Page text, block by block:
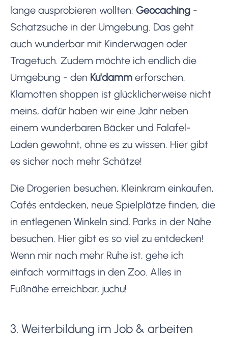
lange ausprobieren wollten: Geocaching -
Schatzsuche in der Umgebung. Das geht
auch wunderbar mit Kinderwagen oder
Tragetuch. Zudem möchte ich endlich die
Umgebung - den Ku'damm erforschen.
Klamotten shoppen ist glücklicherweise nicht
meins, dafür haben wir eine Jahr neben
einem wunderbaren Bäcker und Falafel-
Laden gewohnt, ohne es zu wissen. Hier gibt
es sicher noch mehr Schätze!
Die Drogerien besuchen, Kleinkram einkaufen,
Cafés entdecken, neue Spielplätze finden, die
in entlegenen Winkeln sind, Parks in der Nähe
besuchen. Hier gibt es so viel zu entdecken!
Wenn mir nach mehr Ruhe ist, gehe ich
einfach vormittags in den Zoo. Alles in
Fußnähe erreichbar, juchu!
3. Weiterbildung im Job & arbeiten